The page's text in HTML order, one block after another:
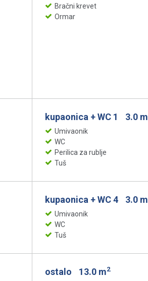
Bračni krevet
Ormar
kupaonica + WC 1 3.0 m
Umivaonik
WC
Perilica za rublje
Tuš
kupaonica + WC 4 3.0 m
Umivaonik
WC
Tuš
ostalo 13.0 m2